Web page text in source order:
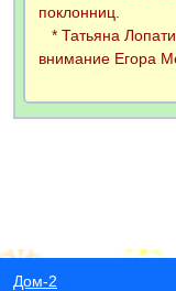
поклонниц.
* Татьяна
внимание Егора
Дом-2